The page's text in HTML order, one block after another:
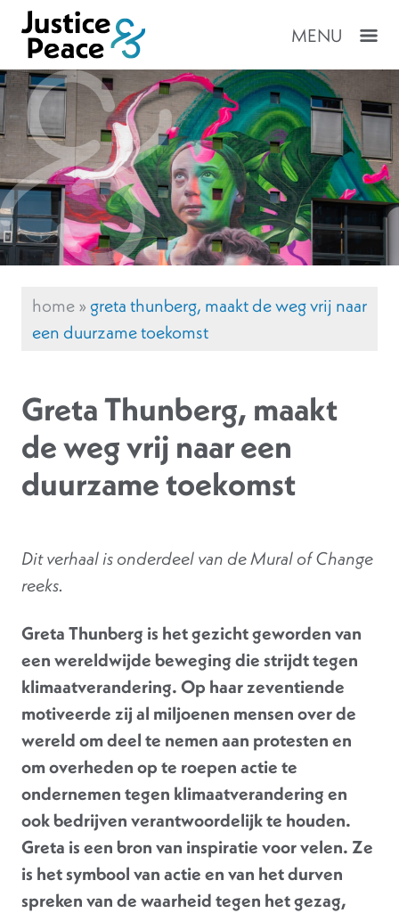
MENU
home»greta thunberg, maakt de weg vrij naar
een duurzame toekomst
Greta Thunberg, maakt
de weg vrij naar een
duurzame toekomst
Dit verhaal is onderdeel van de Mural of Change
reeks.
Greta Thunberg is het gezicht geworden van
een wereldwijde beweging die strijdt tegen
klimaatverandering. Op haar zeventiende
motiveerde zij al miljoenen mensen over de
wereld om deel te nemen aan protesten en
om overheden op te roepen actie te
ondernemen tegen klimaatverandering en
ook bedrijven verantwoordelijk te houden.
Greta is een bron van inspiratie voor velen. Ze
is het symbool van actie en van het durven
spreken van de waarheid tegen het gezag,